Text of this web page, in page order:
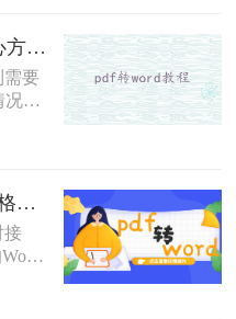
PDF转为Word格式：2种核心方法的适用场景和操作差异！
要
况，
如
介绍
PDF怎么转Word才能保持原格式不变/版式不乱？3种专业有效方法全解析！
接
疼
出